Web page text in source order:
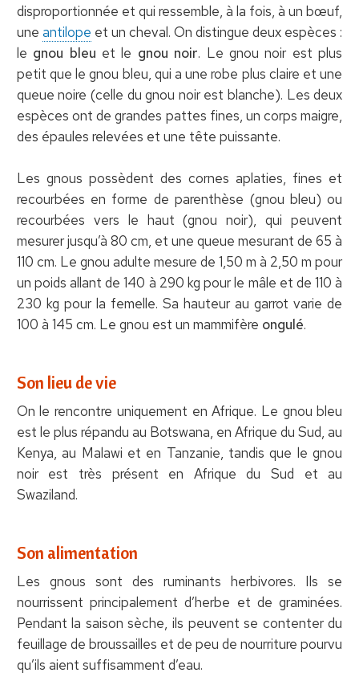
disproportionnée et qui ressemble, à la fois, à un bœuf,
une antilope et un cheval. On distingue deux espèces :
le gnou bleu et le gnou noir. Le gnou noir est plus
petit que le gnou bleu, qui a une robe plus claire et une
queue noire (celle du gnou noir est blanche). Les deux
espèces ont de grandes pattes fines, un corps maigre,
des épaules relevées et une tête puissante.
Les gnous possèdent des cornes aplaties, fines et
recourbées en forme de parenthèse (gnou bleu) ou
recourbées vers le haut (gnou noir), qui peuvent
mesurer jusqu’à 80 cm, et une queue mesurant de 65 à
110 cm. Le gnou adulte mesure de 1,50 m à 2,50 m pour
un poids allant de 140 à 290 kg pour le mâle et de 110 à
230 kg pour la femelle. Sa hauteur au garrot varie de
100 à 145 cm. Le gnou est un mammifère ongulé.
Son lieu de vie
On le rencontre uniquement en Afrique. Le gnou bleu
est le plus répandu au Botswana, en Afrique du Sud, au
Kenya, au Malawi et en Tanzanie, tandis que le gnou
noir est très présent en Afrique du Sud et au
Swaziland.
Son alimentation
Les gnous sont des ruminants herbivores. Ils se
nourrissent principalement d’herbe et de graminées.
Pendant la saison sèche, ils peuvent se contenter du
feuillage de broussailles et de peu de nourriture pourvu
qu’ils aient suffisamment d’eau.